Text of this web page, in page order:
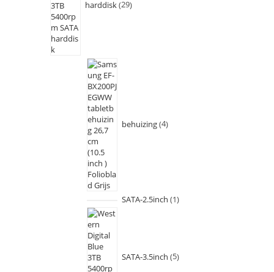
harddisk 29
behuizing 4
SATA-2.5inch 1
SATA-3.5inch 5